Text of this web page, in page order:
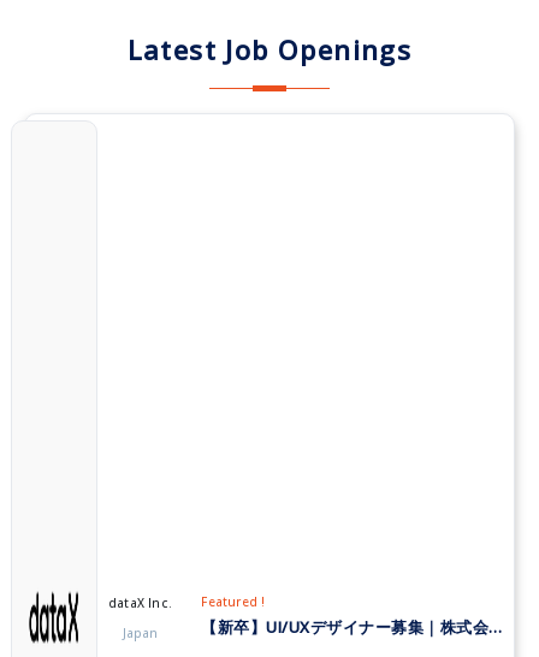
Latest Job Openings
dataX Inc.
Japan
Featured !
【新卒】UI/UXデザイナー募集｜株式会社データX